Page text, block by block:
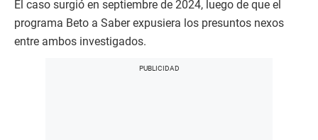
El caso surgió en septiembre de 2024, luego de que el
programa Beto a Saber expusiera los presuntos nexos
entre ambos investigados.